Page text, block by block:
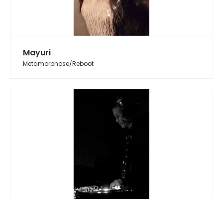
Mayuri
Metamorphose/Reboot